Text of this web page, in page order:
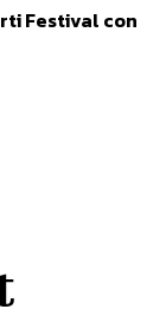
Festival con